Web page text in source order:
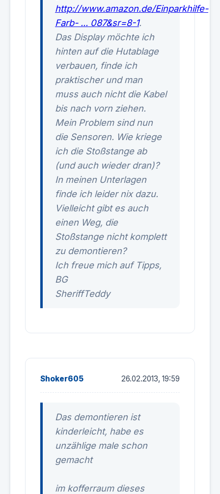
http://www.amazon.de/Einparkhilfe-
Farb- ... 087&sr=8-1.
Das Display möchte ich
hinten auf die Hutablage
verbauen, finde ich
praktischer und man
muss auch nicht die Kabel
bis nach vorn ziehen.
Mein Problem sind nun
die Sensoren. Wie kriege
ich die Stoßstange ab
(und auch wieder dran)?
In meinen Unterlagen
finde ich leider nix dazu.
Vielleicht gibt es auch
einen Weg, die
Stoßstange nicht komplett
zu demontieren?
Ich freue mich auf Tipps,
BG
SheriffTeddy
Shoker605 26.02.2013, 19:59
Das demontieren ist
kinderleicht, habe es
unzählige male schon
gemacht
im kofferraum dieses